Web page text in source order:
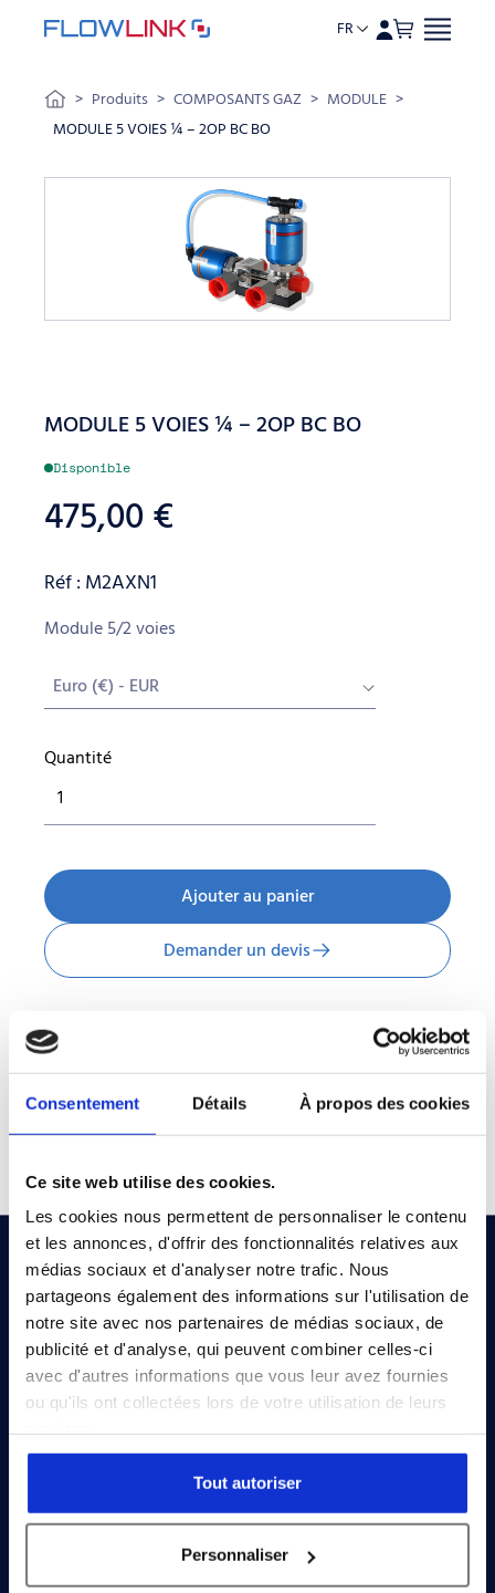
Consentement Détails À propos des cookies
Ce site web utilise des cookies.
Les cookies nous permettent de personnaliser le contenu
et les annonces, d'offrir des fonctionnalités relatives aux
médias sociaux et d'analyser notre trafic. Nous
partageons également des informations sur l'utilisation de
notre site avec nos partenaires de médias sociaux, de
publicité et d'analyse, qui peuvent combiner celles-ci
avec d'autres informations que vous leur avez fournies
ou qu'ils ont collectées lors de votre utilisation de leurs
Tout autoriser
Personnaliser
Aller au contenu
FR
> Produits > COMPOSANTS GAZ > MODULE >
MODULE 5 VOIES ¼ – 2OP BC BO
MODULE 5 VOIES ¼ – 2OP BC BO
Disponible
475,00 €
Réf : M2AXN1
Module 5/2 voies
Euro (€) - EUR
Quantité
de
VOIES
¼
-
2OP
Ajouter au panier
Demander un devis
Description
Module 2 opérateurs NF-NO, 5 voies FFFMM
FR
Composants gaz et solutions pour la gestion de procédés
complexes
Carte du site
A propos de Flowlink
Vannes ultra haute pureté